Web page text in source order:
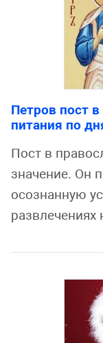
Петров пост
питания по
Пост в
значение. Он
осознанную